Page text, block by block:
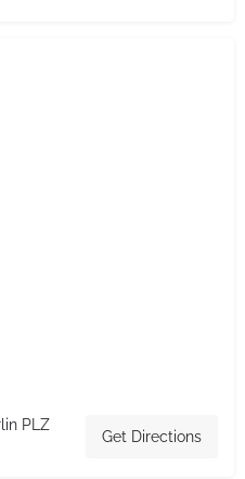
PLZ
Get Directions